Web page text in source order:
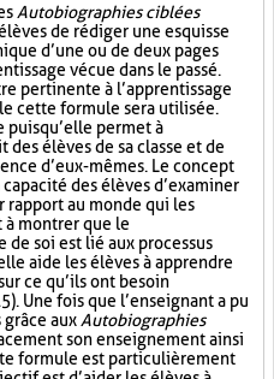
Autobiographies ciblées
de rédiger une esquisse
d’une ou de deux pages
vécue dans le passé.
pertinente à l’apprentissage
cette formule sera utilisée.
permet à
des élèves de sa classe et de
d’eux-mêmes. Le concept
des élèves d’examiner
rapport au monde qui les
à montrer que le
soi est lié aux processus
aide les élèves à apprendre
ce qu’ils ont besoin
Une fois que l’enseignant a pu
aux Autobiographies
son enseignement ainsi
formule est particulièrement